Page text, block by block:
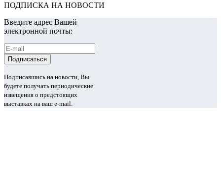
ПОДПИСКА НА НОВОСТИ
Введите адрес Вашей
электронной почты:
Подписавшись на новости, Вы
будете получать периодические
извещения о предстоящих
выставках на ваш e-mail.